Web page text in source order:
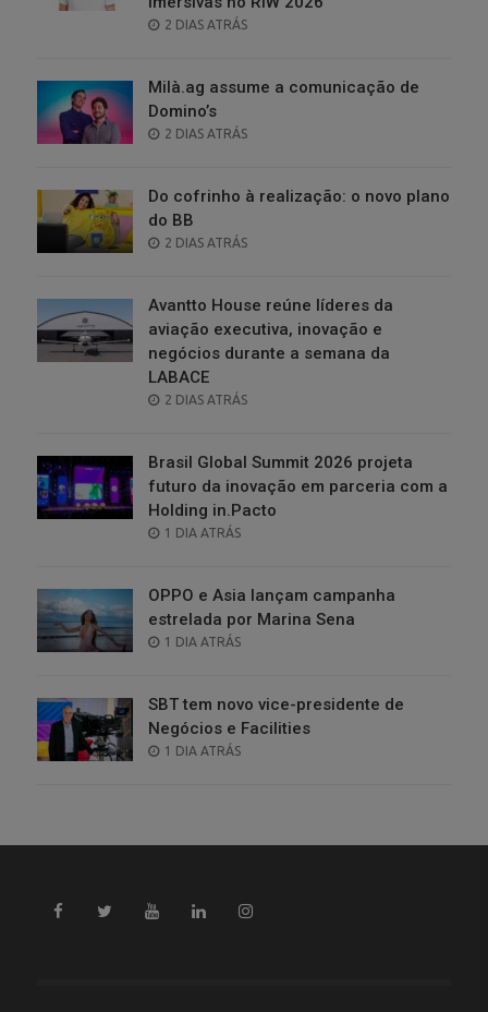
POSTED
2 DIAS ATRÁS
Milà.ag assume a comunicação de
Domino’s
POSTED
2 DIAS ATRÁS
Do cofrinho à realização: o novo plano
do BB
POSTED
2 DIAS ATRÁS
Avantto House reúne líderes da
aviação executiva, inovação e
negócios durante a semana da
LABACE
POSTED
2 DIAS ATRÁS
Brasil Global Summit 2026 projeta
futuro da inovação em parceria com a
Holding in.Pacto
POSTED
1 DIA ATRÁS
OPPO e Asia lançam campanha
estrelada por Marina Sena
POSTED
1 DIA ATRÁS
SBT tem novo vice-presidente de
Negócios e Facilities
POSTED
1 DIA ATRÁS